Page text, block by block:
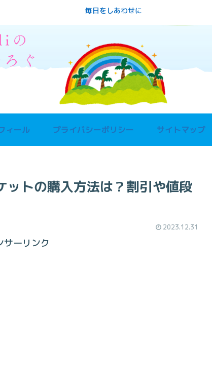
毎日をしあわせに
ィール プライバシーポリシー サイトマップ
トの購入方法は？割引や値段
2023.12.31
サーリンク